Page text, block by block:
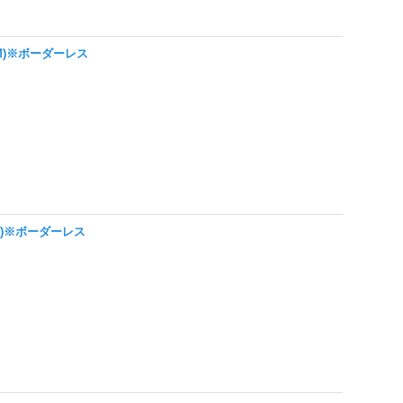
ボーダーレス
ボーダーレス